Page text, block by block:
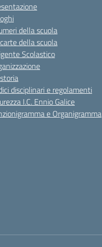
della scuola
della scuola
Scolastico
disciplinari e regolamenti
I.C. Ennio Galice
e Organigramma